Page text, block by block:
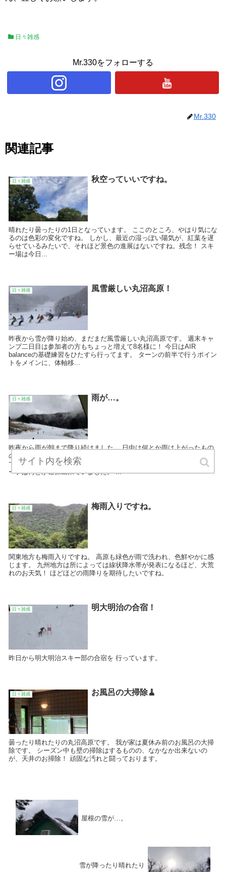
日々雑感
Mr.330をフォローする
Mr.330
関連記事
日々雑感 秋空っていいですね。
晴れたり曇ったりの1日となっています。 ここのところ、やはり気にな
るのは色彩の変化ですね。 しかし、最近の湿っぽい陽気が、紅葉を遅
らせているみたいで、それほど景色の進展はないですね。残念！ スキ
ー場は今日...
日々雑感 風雪厳しい丸沼高原！
昨夜から雪が降り始め、まだまだ風雪厳しい丸沼高原です。 週末キャ
ンプ二日目は参加者の方もちょっと増えて8名様に！ 今日はAIR
balanceの基礎練習をひたすら行ってます。 ターンの前半で行うポイン
トをメインに、体軸移...
日々雑感 雨が…。
昨夜から雨が朝まで降り続けました。 日中は何とか雨は上がったもの
の、どんよりとした陽気になっています。 気になってゲレンデに行っ
てきたのですが、幸いバイレットコースからイエローコースへのスロ
ープは何とか確保出来ていました。 ...
日々雑感 梅雨入りですね。
関東地方も梅雨入りですね。 高原も緑色が雨で洗われ、色鮮やかに感
じます。 九州地方は所によっては線状降水帯が発表になるほど、大荒
れのお天気！ ほどほどの雨降りを期待したいですね。
日々雑感 明大明治の合宿！
昨日から明大明治スキー部の合宿を 行っています。
日々雑感 お風呂の大掃除🧹
曇ったり晴れたりの丸沼高原です。 我が家は夏休み前のお風呂の大掃
除です。 シーズン中も壁の掃除はするものの、なかなか出来ないの
が、天井のお掃除！ 頑固な汚れと闘っております。
屋根の雪が…。
雪が降ったり晴れたり